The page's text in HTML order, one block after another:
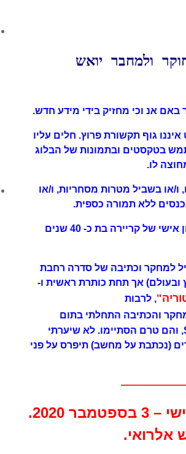
לחוקר ולמחבר יואש
איננו גוף תקשורת פרוץ. חלים עליו
בטקסטים ובתמונות של הבלוג
לו.
ו/או בשביל מטרות מסחריות, ו/או
ללא תמורה כספית.
הערה 4 : מיומנות כתיבת הבלוג נשענת ומתבססת על ניסיון אישי של קריירה בת כ- 40 שנים
למחקר וכתיבה של סדרה רחבת
בארץ ובעולם) אך תחת כותרת ראשית ו-
, לרבות
והכתיבה התחלתי בתום
אולימפיאדת סידני 2000 לאחר ההפקה הנפלאה של SOBO, והם טרם הסתיימו. לא שיערתי
כי מחקר וכתיבת הסדרה המפורטת בת 13 ספרים (נכתבת על מחשב) תיפרס על פני
פוסט מס' 909 : הועלה לאוויר ביום חמישי – 3 בספטמבר 2020.
אלרואי.